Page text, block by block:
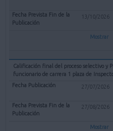
13/10/2026
Mostrar
Calificación final del proceso selectivo y
funcionario de carrera 1 plaza de
27/07/2026
27/08/2026
Mostrar